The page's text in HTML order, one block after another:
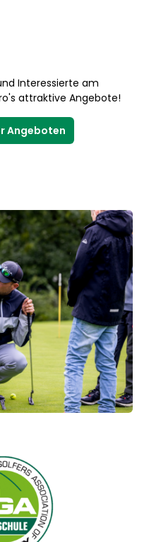
Interessierte am
attraktive Angebote!
Angeboten